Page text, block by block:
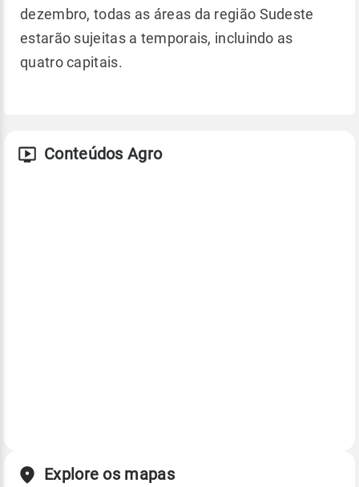
dezembro, todas as áreas da região Sudeste
estarão sujeitas a temporais, incluindo as
quatro capitais.
Conteúdos Agro
Explore os mapas